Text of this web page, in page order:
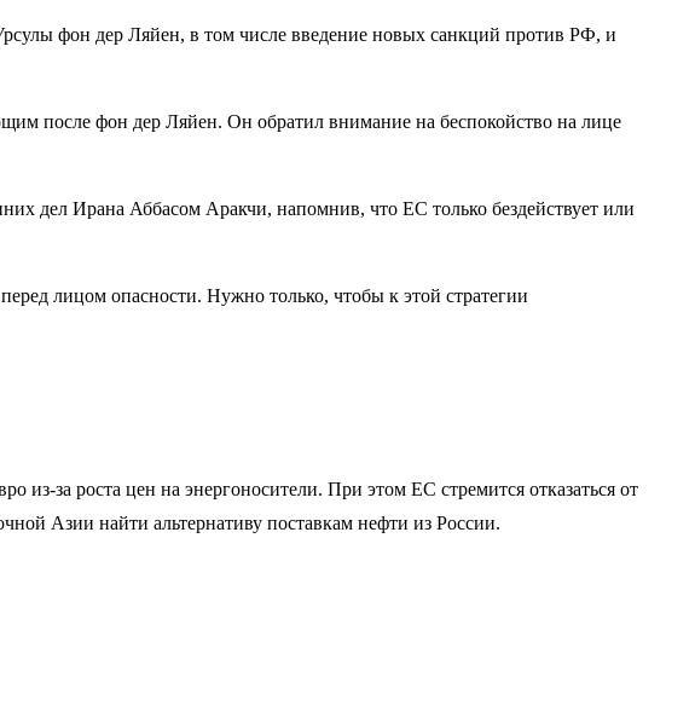
фон дер Ляйен, в том числе введение новых санкций против РФ, и
после фон дер Ляйен. Он обратил внимание на беспокойство на лице
дел Ирана Аббасом Аракчи, напомнив, что ЕС только бездействует или
лицом опасности. Нужно только, чтобы к этой стратегии
за роста цен на энергоносители. При этом ЕС стремится отказаться от
Азии найти альтернативу поставкам нефти из России.